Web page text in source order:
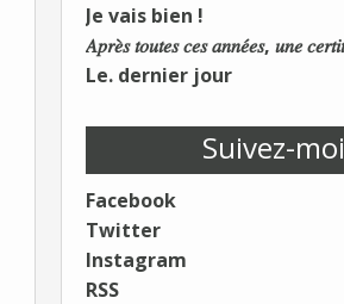
Je vais bien !
Le. dernier jour
Suivez-moi
Facebook
Twitter
Instagram
RSS